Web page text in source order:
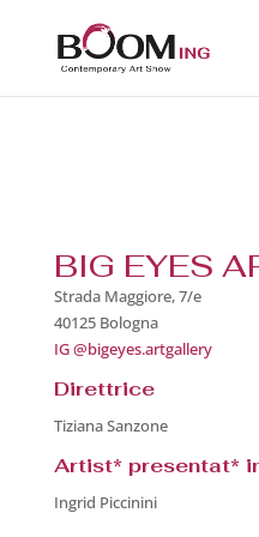
BIG EYES
Strada Maggiore, 7/e
40125 Bologna
IG @bigeyes.artgallery
Direttrice
Tiziana Sanzone
Artist* presentat*
Ingrid Piccinini